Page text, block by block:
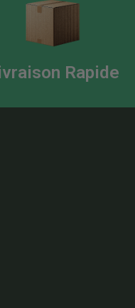
Rapide